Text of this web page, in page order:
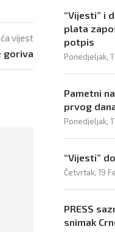
vijest
goriva
“Vijesti” i
plata
potpis
Ponedjeljak,
Pametni
prvog
Ponedjeljak,
“Vijesti”
Četvrtak, 19
PRESS
snimak